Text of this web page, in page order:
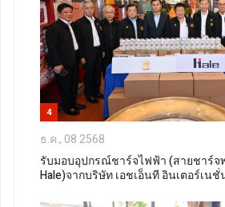
4
ธ.ค., 08 2568
รับมอบอุปกรณ์ชาร์จไฟฟ้า (สายชาร์จ
Hale)จากบริษัท เอชเอ็นที อินเตอร์เน